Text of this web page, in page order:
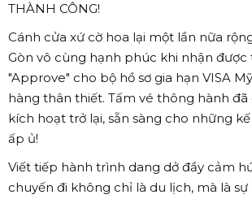
THÀNH CÔNG!
Cánh cửa xứ cờ hoa lại một lần nữa rộng
Gòn vô cùng hạnh phúc khi nhận
"Approve" cho bộ hồ sơ gia hạn VISA
hàng thân thiết. Tấm vé thông hành
kích hoạt trở lại, sẵn sàng cho những
ấp ủ!
Viết tiếp hành trình dang dở đầy cảm
chuyến đi không chỉ là du lịch, mà là sự